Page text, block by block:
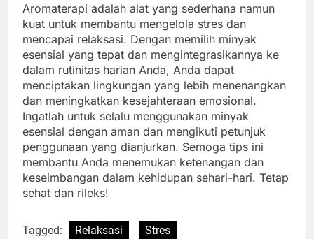
Aromaterapi adalah alat yang sederhana namun
kuat untuk membantu mengelola stres dan
mencapai relaksasi. Dengan memilih minyak
esensial yang tepat dan mengintegrasikannya ke
dalam rutinitas harian Anda, Anda dapat
menciptakan lingkungan yang lebih menenangkan
dan meningkatkan kesejahteraan emosional.
Ingatlah untuk selalu menggunakan minyak
esensial dengan aman dan mengikuti petunjuk
penggunaan yang dianjurkan. Semoga tips ini
membantu Anda menemukan ketenangan dan
keseimbangan dalam kehidupan sehari-hari. Tetap
sehat dan rileks!
Tagged: Relaksasi Stres